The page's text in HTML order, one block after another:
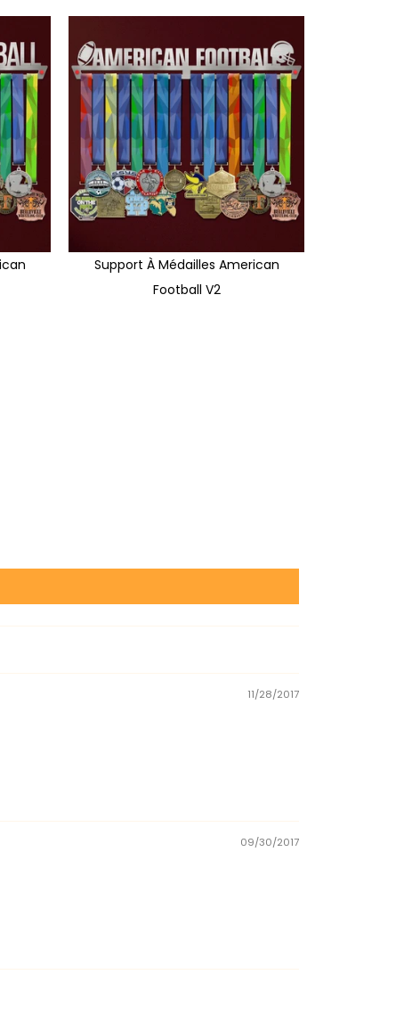
Support À Médailles American
Football V2
11/28/2017
09/30/2017